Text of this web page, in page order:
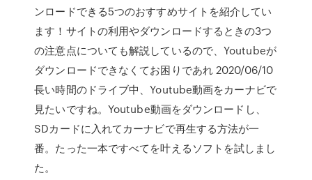
ンロードできる5つのおすすめサイトを紹介してい
ます！サイトの利用やダウンロードするときの3つ
の注意点についても解説しているので、Youtubeが
ダウンロードできなくてお困りであれ 2020/06/10
長い時間のドライブ中、Youtube動画をカーナビで
見たいですね。Youtube動画をダウンロードし、
SDカードに入れてカーナビで再生する方法が一
番。たった一本ですべてを叶えるソフトを試しまし
た。